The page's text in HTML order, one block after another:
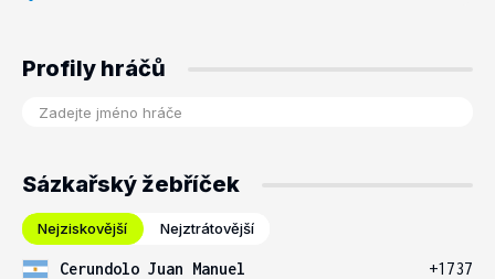
Profily hráčů
Sázkařský žebříček
Nejziskovější Nejztrátovější
Cerundolo Juan Manuel
+1737